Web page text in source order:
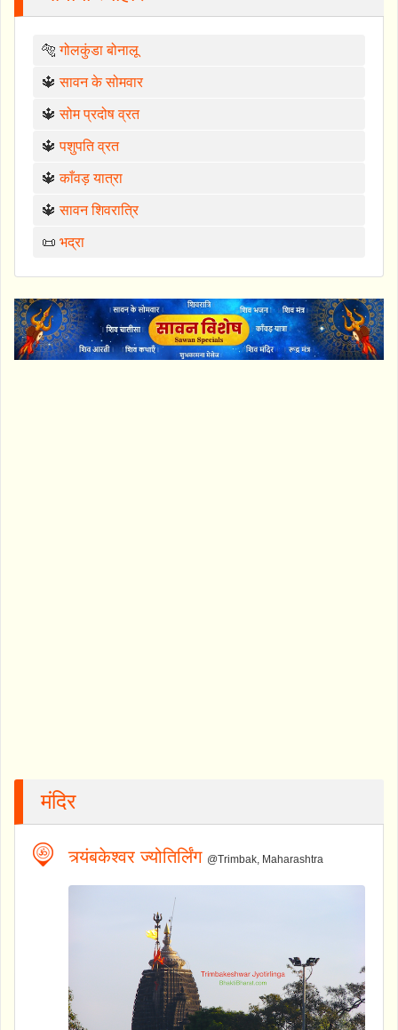
🐅गोलकुंडा बोनालू
🔱सावन के सोमवार
🔱सोम प्रदोष व्रत
🔱पशुपति व्रत
🔱काँवड़ यात्रा
🔱सावन शिवरात्रि
📜 भद्रा
मंदिर
त्र्यंबकेश्वर ज्योतिर्लिंग @Trimbak, Maharashtra